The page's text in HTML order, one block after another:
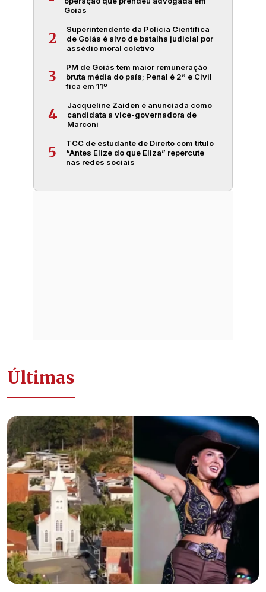
Goiás
2
Superintendente da Polícia Científica
de Goiás é alvo de batalha judicial por
assédio moral coletivo
3
PM de Goiás tem maior remuneração
bruta média do país; Penal é 2ª e Civil
fica em 11º
4
Jacqueline Zaiden é anunciada como
candidata a vice-governadora de
Marconi
5
TCC de estudante de Direito com título
“Antes Elize do que Eliza” repercute
nas redes sociais
Últimas